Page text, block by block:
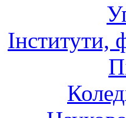
Інститути,